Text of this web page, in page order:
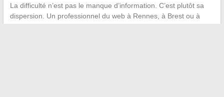
La difficulté n’est pas le manque d’information. C’est plutôt sa
dispersion. Un professionnel du web à Rennes, à Brest ou à